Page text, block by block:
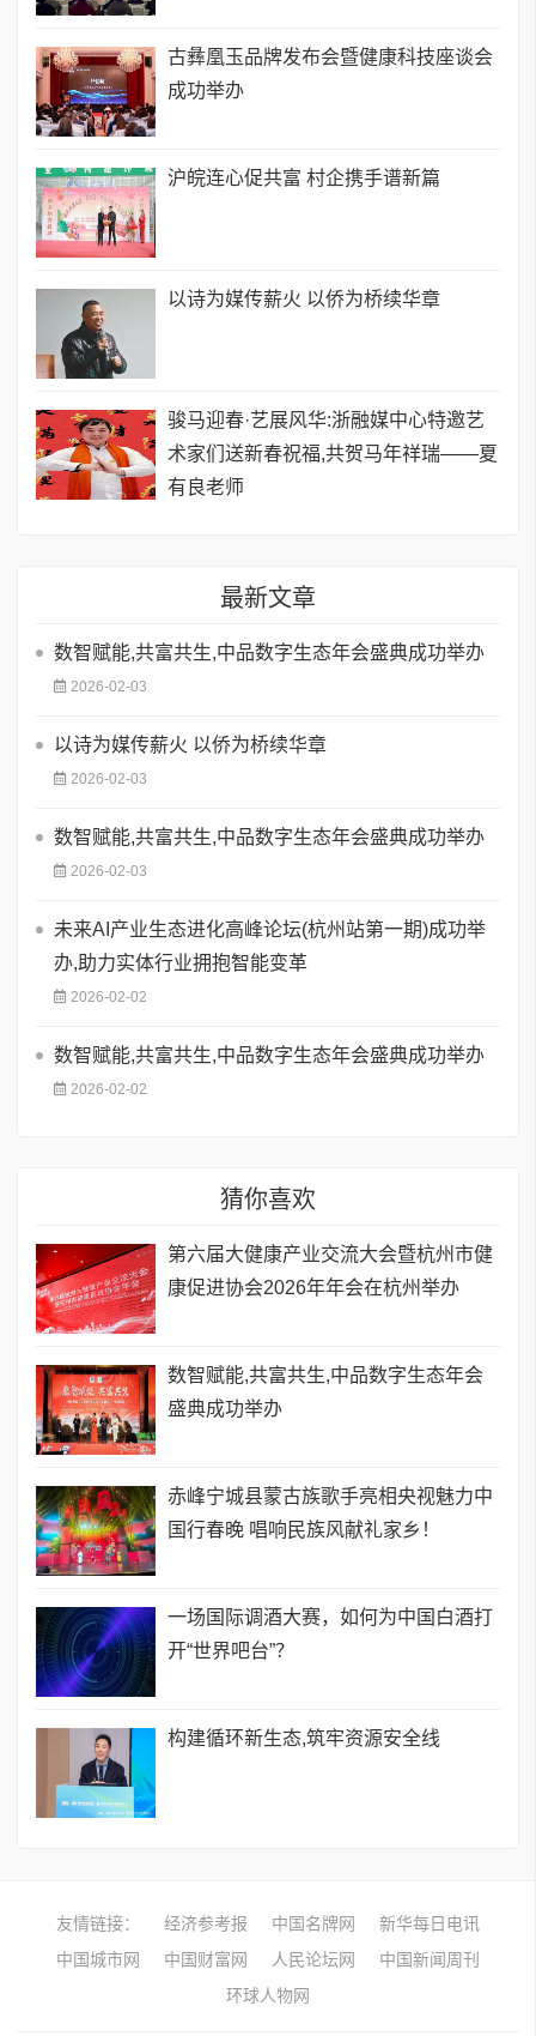
古彝凰玉品牌发布会暨健康科技座谈会
成功举办
沪皖连心促共富 村企携手谱新篇
以诗为媒传薪火 以侨为桥续华章
骏马迎春·艺展风华:浙融媒中心特邀艺
术家们送新春祝福,共贺马年祥瑞——夏
有良老师
最新文章
数智赋能,共富共生,中品数字生态年会盛典成功举办
2026-02-03
以诗为媒传薪火 以侨为桥续华章
2026-02-03
数智赋能,共富共生,中品数字生态年会盛典成功举办
2026-02-03
未来AI产业生态进化高峰论坛(杭州站第一期)成功举
办,助力实体行业拥抱智能变革
2026-02-02
数智赋能,共富共生,中品数字生态年会盛典成功举办
2026-02-02
猜你喜欢
第六届大健康产业交流大会暨杭州市健
康促进协会2026年年会在杭州举办
数智赋能,共富共生,中品数字生态年会
盛典成功举办
赤峰宁城县蒙古族歌手亮相央视魅力中
国行春晚 唱响民族风献礼家乡！
一场国际调酒大赛，如何为中国白酒打
开“世界吧台”？
构建循环新生态,筑牢资源安全线
友情链接： 经济参考报 中国名牌网
新华每日电讯
中国城市网
中国财富网 人民论坛网
中国新闻周刊
环球人物网